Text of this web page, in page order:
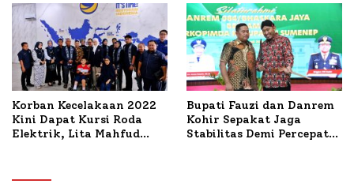
Mutiara Sentosa II
Ideal Polri-Pers
Korban Kecelakaan 2022
Kini Dapat Kursi Roda
Elektrik, Lita Mahfud
Nabil
Bupati Fauzi dan Danrem
Kohir Sepakat Jaga
Stabilitas Demi Percepat